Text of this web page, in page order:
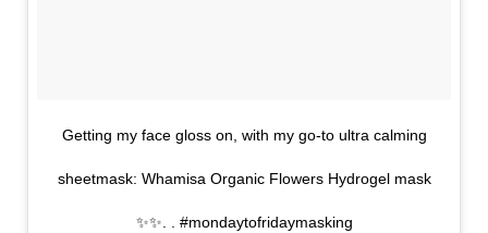
Getting my face gloss on, with my go-to ultra calming
sheetmask: Whamisa Organic Flowers Hydrogel mask
✨✨. . #mondaytofridaymasking